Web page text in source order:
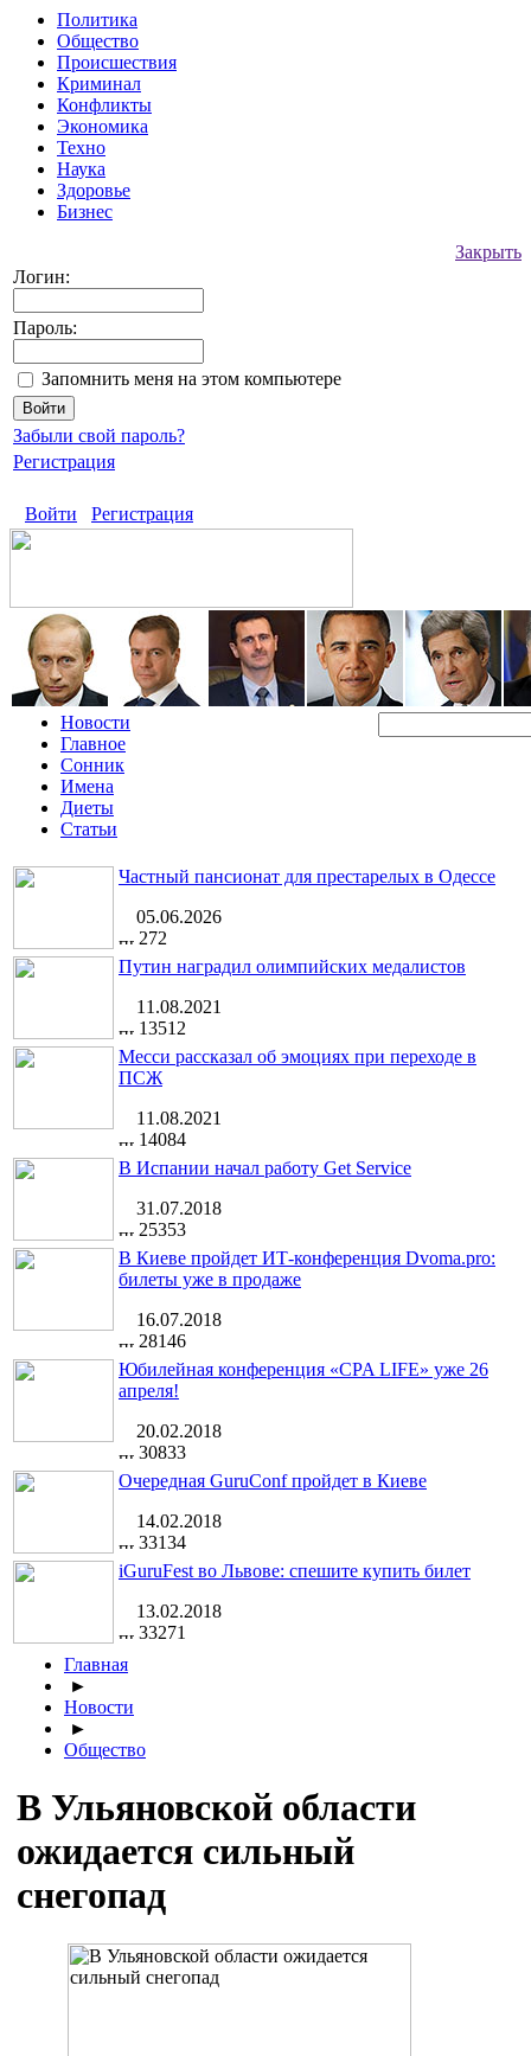
Политика
Общество
Происшествия
Криминал
Конфликты
Экономика
Техно
Наука
Здоровье
Бизнес
Закрыть
Логин:
Пароль:
Запомнить меня на этом компьютере
Забыли свой пароль?
Регистрация
Войти Регистрация
Новости
Главное
Сонник
Имена
Диеты
Статьи
Частный пансионат для престарелых в Одессе
05.06.2026
272
Путин наградил олимпийских медалистов
11.08.2021
13512
Месси рассказал об эмоциях при переходе в
ПСЖ
11.08.2021
14084
В Испании начал работу Get Service
31.07.2018
25353
В Киеве пройдет ИТ-конференция Dvoma.pro:
билеты уже в продаже
16.07.2018
28146
Юбилейная конференция «CPA LIFE» уже 26
апреля!
20.02.2018
30833
Очередная GuruConf пройдет в Киеве
14.02.2018
33134
iGuruFest во Львове: спешите купить билет
13.02.2018
33271
Главная
►
Новости
►
Общество
В Ульяновской области
ожидается сильный
снегопад